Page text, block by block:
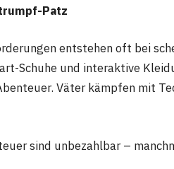
Patz
entstehen oft bei
Schuhe und interaktive
Väter kämpfen mit
sind unbezahlbar –